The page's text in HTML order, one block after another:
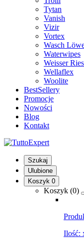
Tytan
Vanish
Vizir
Vortex
Wasch
Waterwipes
Weisser
Wellaflex
Woolite
BestSellery
Promocje
Nowości
Blog
Kontakt
Szukaj
Ulubione
Koszyk 0
Koszyk (0)
Ilość: